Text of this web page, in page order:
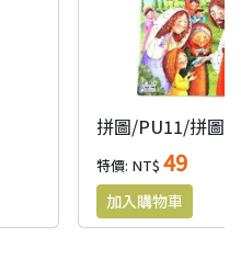
拼圖/PU11/拼圖-
特價: NT$49